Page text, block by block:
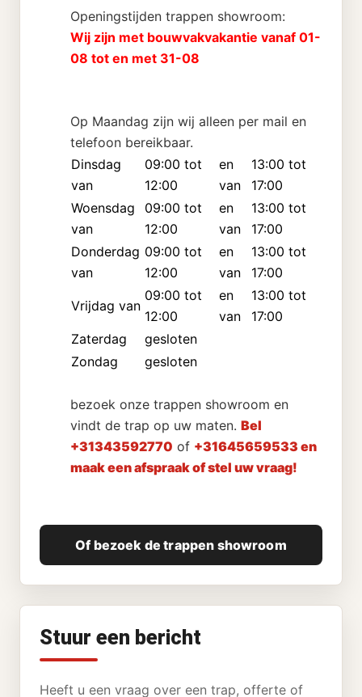
Openingstijden trappen showroom:
Wij zijn met bouwvakvakantie vanaf 01-
08 tot en met 31-08
Op Maandag zijn wij alleen per mail en
telefoon bereikbaar.
Dinsdag
van
09:00 tot
12:00
en
van
13:00 tot
17:00
Woensdag
van
09:00 tot
12:00
en
van
13:00 tot
17:00
Donderdag
van
09:00 tot
12:00
en
van
13:00 tot
17:00
Vrijdag van
09:00 tot
12:00
en
van
13:00 tot
17:00
Zaterdag
gesloten
Zondag
gesloten
bezoek onze trappen showroom en
vindt de trap op uw maten. Bel
+31343592770 of +31645659533 en
maak een afspraak of stel uw vraag!
Of bezoek de trappen showroom
Stuur een bericht
Heeft u een vraag over een trap, offerte of